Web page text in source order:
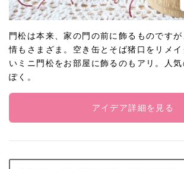
門松は本来、家の門の前に飾るものです
情もさまざま。空き缶とそば猪口をリメ
いミニ門松をお部屋に飾るのもアリ。人
ぽく。
アイデア詳細を見る